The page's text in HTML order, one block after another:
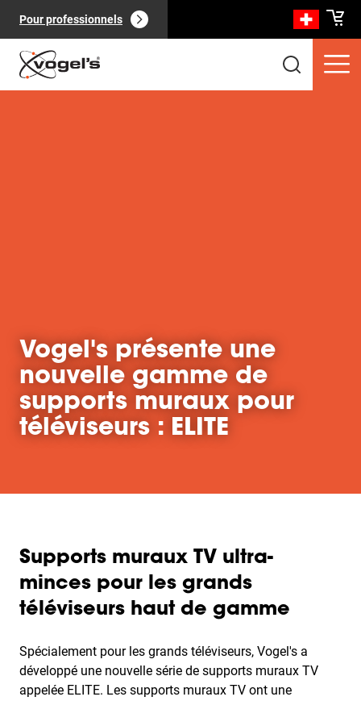
Pour professionnels
Vogel's présente une
nouvelle gamme de
supports muraux pour
téléviseurs : ELITE
Supports muraux TV ultra-
minces pour les grands
téléviseurs haut de gamme
Spécialement pour les grands téléviseurs, Vogel's a
développé une nouvelle série de supports muraux TV
appelée ELITE. Les supports muraux TV ont une